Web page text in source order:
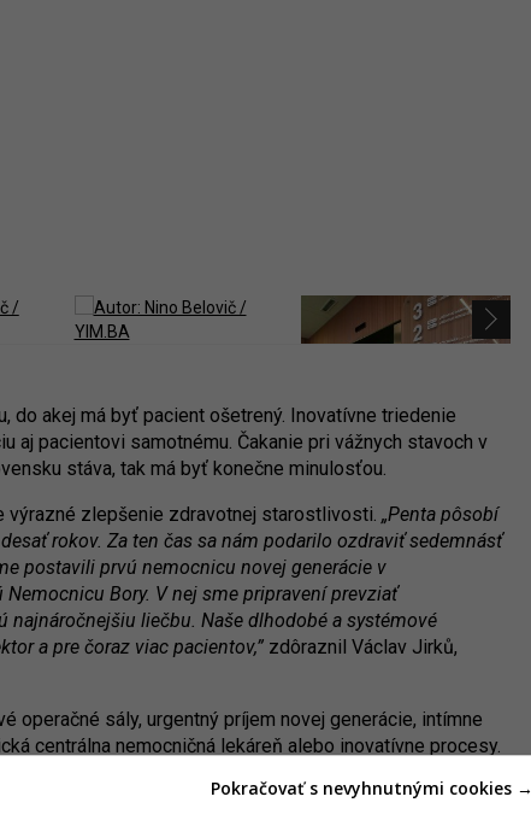
do akej má byť pacient ošetrený. Inovatívne triedenie
aj pacientovi samotnému. Čakanie pri vážnych stavoch v
stáva, tak má byť konečne minulosťou.
výrazné zlepšenie zdravotnej starostlivosti. „Penta pôsobí
rokov. Za ten čas sa nám podarilo ozdraviť sedemnásť
postavili prvú nemocnicu novej generácie v
Bory. V nej sme pripravení prevziať
liečbu. Naše dlhodobé a systémové
a pre čoraz viac pacientov,” zdôraznil Václav Jirků,
operačné sály, urgentný príjem novej generácie, intímne
centrálna nemocničná lekáreň alebo inovatívne procesy.
a riešenia, ako nadštandardné
pre pacienta či "liečivé prostredie".Pokračovať s nevyhnutnými cookies →